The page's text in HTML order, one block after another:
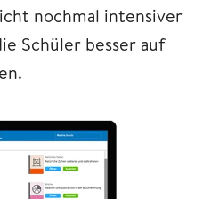
nochmal intensiver
Schüler besser auf